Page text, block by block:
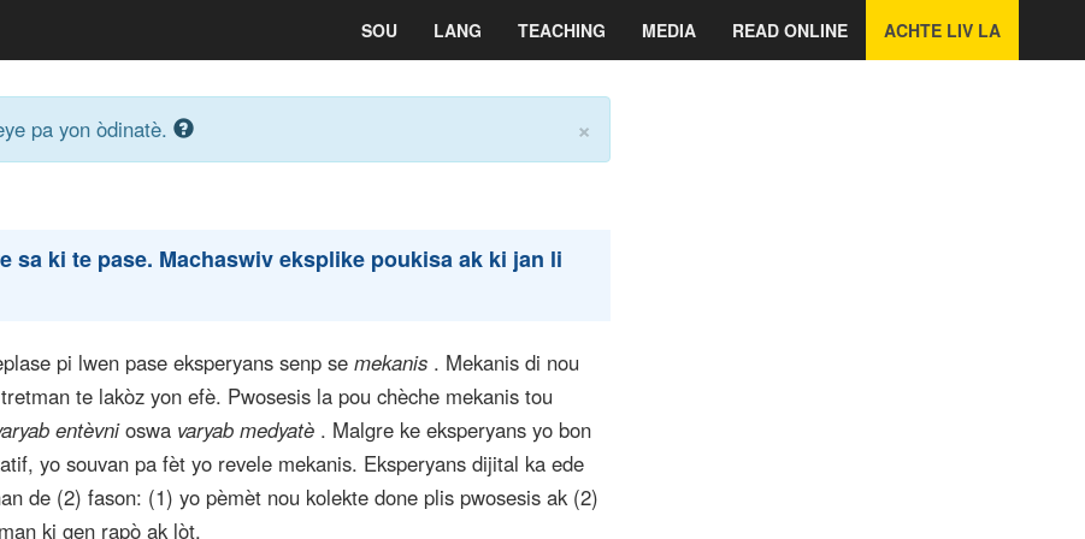
SOU LANG TEACHING MEDIA READ ONLINE ACHTE LIV LA
pa yon òdinatè. ×
sa ki te pase. Machaswiv eksplike poukisa ak ki jan li
pi lwen pase eksperyans senp se mekanis . Mekanis di nou
te lakòz yon efè. Pwosesis la pou chèche mekanis tou
entèvnioswa varyab medyatè . Malgre ke eksperyans yo bon
yo souvan pa fèt yo revele mekanis. Eksperyans dijital ka ede
de (2) fason: (1) yo pèmèt nou kolekte done plis pwosesis ak (2)
ki gen rapò ak lòt.